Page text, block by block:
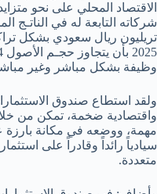
تريليون ريال سعودي بشكل
وظيفة بشكل مباشر وغير
ولقد استطاع صندوق
واقتصادية ضخمة، تمكن من
مهمة، ووضعه في مكانة
سيادياً رائداً وقادراً على
متعددة.